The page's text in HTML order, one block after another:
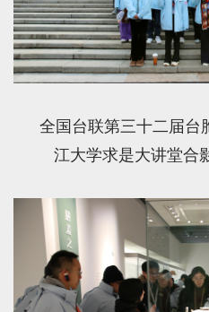
全国台联第三十二届台
江大学求是大讲堂合